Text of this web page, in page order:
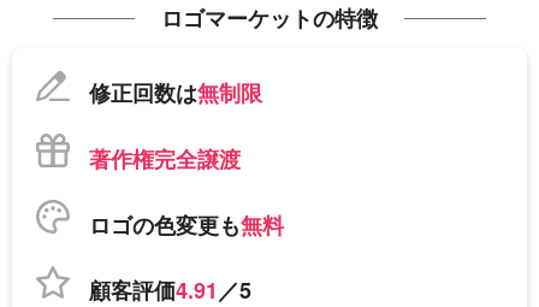
ロゴマーケットの特徴
修正回数は無制限
著作権完全譲渡
ロゴの色変更も無料
顧客評価4.91／5